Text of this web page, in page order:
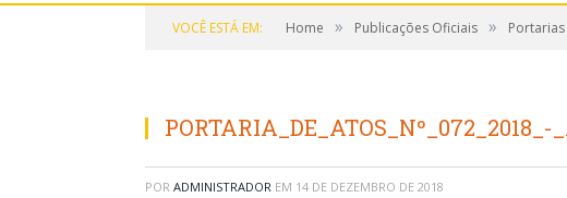
VOCÊ ESTÁ EM: Home » Publicações Oficiais » Portarias
POR ADMINISTRADOR EM 14 DE DEZEMBRO DE 2018